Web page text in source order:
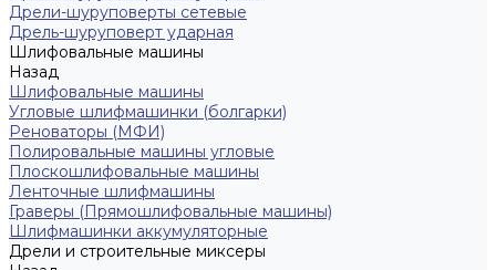
Дрели-шуруповерты сетевые
Дрель-шуруповерт ударная
Шлифовальные машины
Назад
Шлифовальные машины
Угловые шлифмашинки (болгарки)
Реноваторы (МФИ)
Полировальные машины угловые
Плоскошлифовальные машины
Ленточные шлифмашины
Граверы (Прямошлифовальные машины)
Шлифмашинки аккумуляторные
Дрели и строительные миксеры